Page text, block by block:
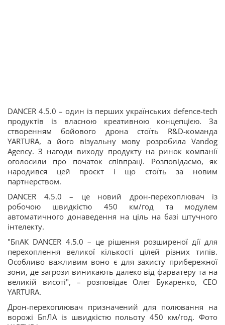
DANCER 4.5.0 – один із перших українських defence-tech
продуктів із власною креативною концепцією. За
створенням бойового дрона стоїть R&D-команда
YARTURA, а його візуальну мову розробила Vandog
Agency. З нагоди виходу продукту на ринок компанії
оголосили про початок співпраці. Розповідаємо, як
народився цей проєкт і що стоїть за новим
партнерством.
DANCER 4.5.0 – це новий дрон-перехоплювач із
робочою швидкістю 450 км/год та модулем
автоматичного донаведення на ціль на базі штучного
інтелекту.
"БпАК DANCER 4.5.0 – це рішення розширеної дії для
перехоплення великої кількості цілей різних типів.
Особливо важливим воно є для захисту прибережної
зони, де загрози виникають далеко від фарватеру та на
великій висоті", – розповідає Олег Букаренко, CEO
YARTURA.
Дрон-перехоплювач призначений для полювання на
ворожі БпЛА із швидкістю польоту 450 км/год. Фото